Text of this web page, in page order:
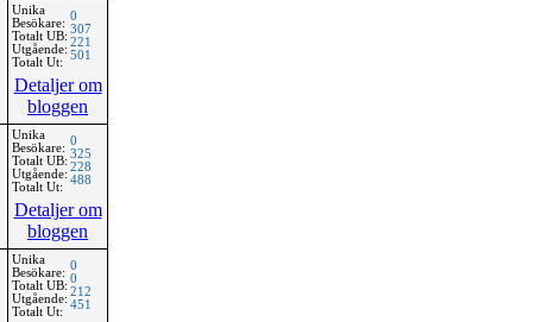
Unika
Besökare:
Totalt UB:
Utgående:
Totalt Ut:
0
307
221
501
Detaljer om
bloggen
Unika
Besökare:
Totalt UB:
Utgående:
Totalt Ut:
0
325
228
488
Detaljer om
bloggen
Unika
Besökare:
Totalt UB:
Utgående:
Totalt Ut:
0
0
212
451